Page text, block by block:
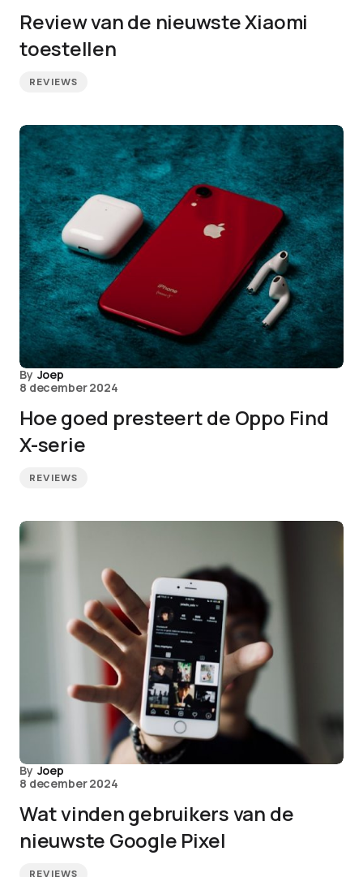
Review van de nieuwste Xiaomi
toestellen
REVIEWS
By Joep
8 december 2024
Hoe goed presteert de Oppo Find
X-serie
REVIEWS
By Joep
8 december 2024
Wat vinden gebruikers van de
nieuwste Google Pixel
REVIEWS